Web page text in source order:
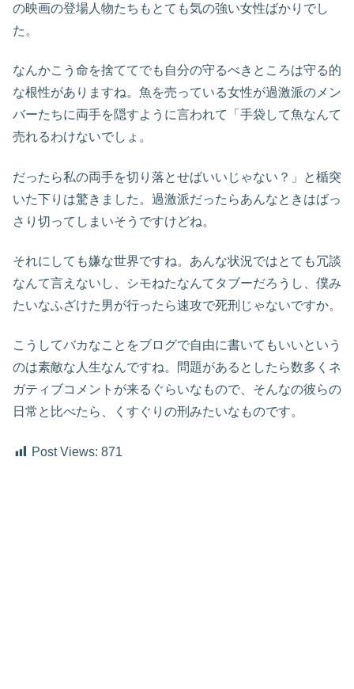
の映画の登場人物たちもとても気の強い女性ばかりでし
た。
なんかこう命を捨ててでも自分の守るべきところは守る的
な根性がありますね。魚を売っている女性が過激派のメン
バーたちに両手を隠すように言われて「手袋して魚なんて
売れるわけないでしょ。
だったら私の両手を切り落とせばいいじゃない？」と楯突
いた下りは驚きました。過激派だったらあんなときはばっ
さり切ってしまいそうですけどね。
それにしても嫌な世界ですね。あんな状況ではとても冗談
なんて言えないし、シモねたなんてタブーだろうし、僕み
たいなふざけた男が行ったら速攻で死刑じゃないですか。
こうしてバカなことをブログで自由に書いてもいいという
のは素敵な人生なんですね。問題があるとしたら数多くネ
ガティブコメントが来るぐらいなもので、そんなの彼らの
日常と比べたら、くすぐりの刑みたいなものです。
Post Views: 871